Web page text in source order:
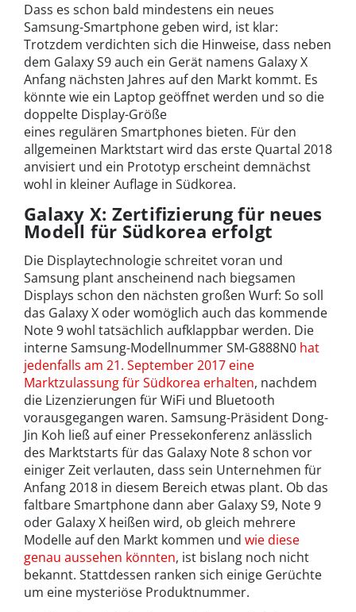
Dass es schon bald mindestens ein neues
Samsung-Smartphone geben wird, ist klar:
Trotzdem verdichten sich die Hinweise, dass neben
dem Galaxy S9 auch ein Gerät namens Galaxy X
Anfang nächsten Jahres auf den Markt kommt. Es
könnte wie ein Laptop geöffnet werden und so die
doppelte Display-Größe
eines regulären Smartphones bieten. Für den
allgemeinen Marktstart wird das erste Quartal 2018
anvisiert und ein Prototyp erscheint demnächst
wohl in kleiner Auflage in Südkorea.
Galaxy X: Zertifizierung für neues
Modell für Südkorea erfolgt
Die Displaytechnologie schreitet voran und
Samsung plant anscheinend nach biegsamen
Displays schon den nächsten großen Wurf: So soll
das Galaxy X oder womöglich auch das kommende
Note 9 wohl tatsächlich aufklappbar werden. Die
interne Samsung-Modellnummer SM-G888N0 hat
jedenfalls am 21. September 2017 eine
Marktzulassung für Südkorea erhalten, nachdem
die Lizenzierungen für WiFi und Bluetooth
vorausgegangen waren. Samsung-Präsident Dong-
Jin Koh ließ auf einer Pressekonferenz anlässlich
des Marktstarts für das Galaxy Note 8 schon vor
einiger Zeit verlauten, dass sein Unternehmen für
Anfang 2018 in diesem Bereich etwas plant. Ob das
faltbare Smartphone dann aber Galaxy S9, Note 9
oder Galaxy X heißen wird, ob gleich mehrere
Modelle auf den Markt kommen und wie diese
genau aussehen könnten, ist bislang noch nicht
bekannt. Stattdessen ranken sich einige Gerüchte
um eine mysteriöse Produktnummer.